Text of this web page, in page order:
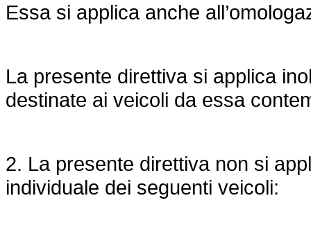
Essa si applica anche
La presente direttiva si applica
destinate ai veicoli da essa
2. La presente direttiva non si
individuale dei seguenti veicoli: